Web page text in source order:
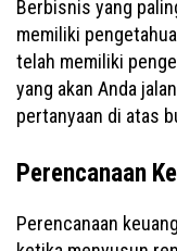
Berbisnis yang
memiliki
telah memiliki
yang akan Anda
pertanyaan di atas
Perencanaan
Perencanaan